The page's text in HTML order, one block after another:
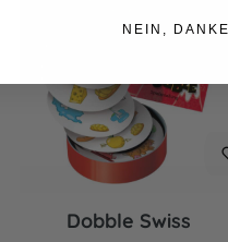
Dobble Swiss
NEIN, DANKE